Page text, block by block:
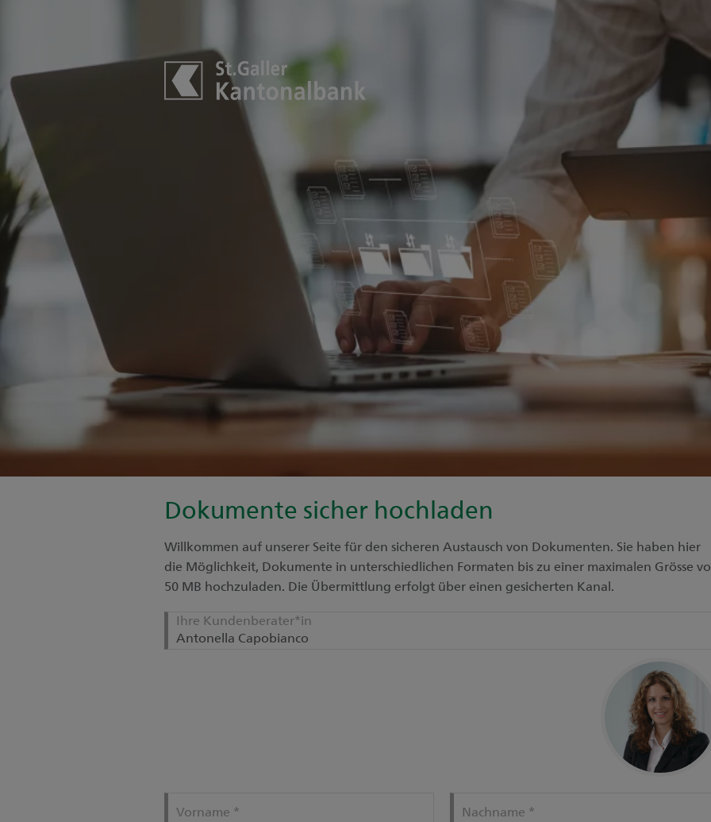
Dokumente sicher hochladen
Willkommen auf unserer Seite für den sicheren Austausch von Dokumenten. Sie haben hier
die Möglichkeit, Dokumente in unterschiedlichen Formaten bis zu einer maximalen Grösse
50 MB hochzuladen. Die Übermittlung erfolgt über einen gesicherten Kanal.
Ihre Kundenberater*in
Vorname * Nachname *